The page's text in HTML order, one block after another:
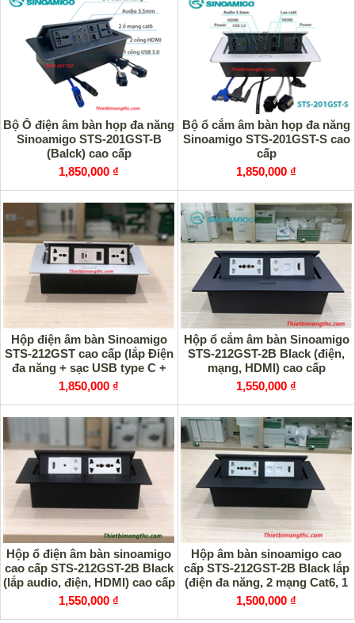
Bộ Ổ điện âm bàn họp đa năng
Sinoamigo STS-201GST-B
(Balck) cao cấp
1,850,000 ₫
Bộ ổ cắm âm bàn họp đa năng
Sinoamigo STS-201GST-S cao
cấp
1,850,000 ₫
Hộp điện âm bàn Sinoamigo
STS-212GST cao cấp (lắp Điện
đa năng + sạc USB type C +
HDMI) cao cấp
1,850,000 ₫
Hộp ổ cắm âm bàn Sinoamigo
STS-212GST-2B Black (điện,
mạng, HDMI) cao cấp
1,550,000 ₫
Hộp ổ điện âm bàn sinoamigo
cao cấp STS-212GST-2B Black
(lắp audio, điện, HDMI) cao cấp
1,550,000 ₫
Hộp âm bàn sinoamigo cao
cấp STS-212GST-2B Black lắp
(điện đa năng, 2 mạng Cat6, 1
HDMI) cao cấp
1,500,000 ₫